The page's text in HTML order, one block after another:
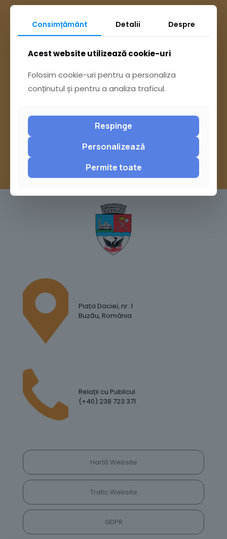
Ai întrebări? Accesează
Pagina Contact
sau trimite o sesizare pe Buzău City
Report
Piața Daciei, nr. 1
Buzău, România
Relații cu Publicul
(+40) 238 723 371
Hartă Website
Trafic Website
GDPR
Consimțământ Detalii Despre
Acest website utilizează cookie-uri
Folosim cookie-uri pentru a personaliza
conținutul și pentru a analiza traficul.
Respinge
Personalizează
Permite toate